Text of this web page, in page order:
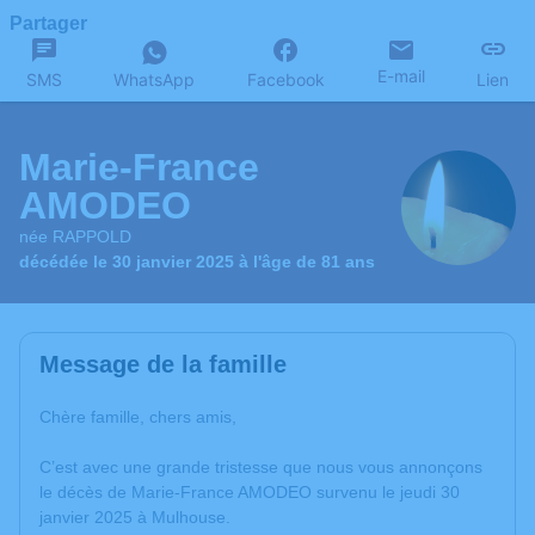
Partager
SMS WhatsApp Facebook E-mail Lien
Marie-France
AMODEO
née RAPPOLD
décédée le 30 janvier 2025 à l'âge de 81 ans
Message de la famille
Chère famille, chers amis,
C’est avec une grande tristesse que nous vous annonçons
le décès de Marie-France AMODEO survenu le jeudi 30
janvier 2025 à Mulhouse.